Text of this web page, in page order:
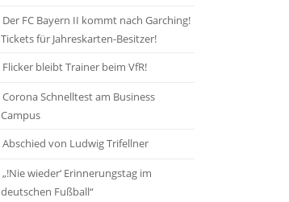
Der FC Bayern II kommt nach Garching!
Tickets für Jahreskarten-Besitzer!
Flicker bleibt Trainer beim VfR!
Corona Schnelltest am Business
Campus
Abschied von Ludwig Trifellner
„!Nie wieder‘ Erinnerungstag im
deutschen Fußball“